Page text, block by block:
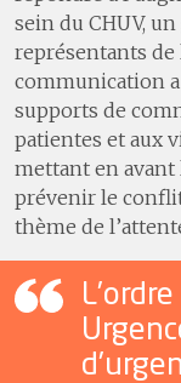
sein du CHUV,
représentants de
communication a
supports de
patientes et aux
mettant en
prévenir le
thème de